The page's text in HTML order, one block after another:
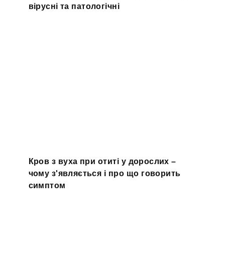
вірусні та патологічні
Кров з вуха при отиті у дорослих –
чому з'являється і про що говорить
симптом